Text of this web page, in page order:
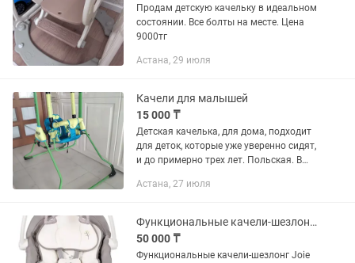
Продам детскую качельку в идеальном
состоянии. Все болты на месте. Цена
9000тг
Астана, 29 июля
Качели для малышей
15 000 ₸
Детская качелька, для дома, подходит
для деток, которые уже уверенно сидят,
и до примерно трех лет. Польская. В
снимаются для стирки.
Астана, 27 июля
Функциональные качели-шезлонг Joie Sansa 2 в 1
50 000 ₸
Функциональные качели-шезлонг Joie